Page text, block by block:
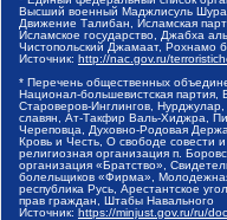
Высший военный Маджлисуль Шура,
Движение Талибан, Исламская
Исламское государство, Джабха
Чистопольский Джамаат, Рохнамо
Источник: http://nac.gov.ru/
* Перечень общественных
Национал-большевистская
Староверов-Инглингов,
славян, Ат-Такфир Валь-Хиджра,
Череповца, Духовно-Родовая
Кровь и Честь, О свободе совести
религиозная организация п.
организация «Братство»,
болельщиков «Фирма»,
республика Русь, Арестантское
прав граждан, Штабы Навального
Источник: https://minjust.gov.ru/ru/